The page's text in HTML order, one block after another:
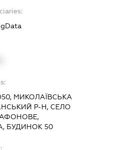
МИКОЛАЇВСЬКА
Р-Н, СЕЛО
БУДИНОК 50